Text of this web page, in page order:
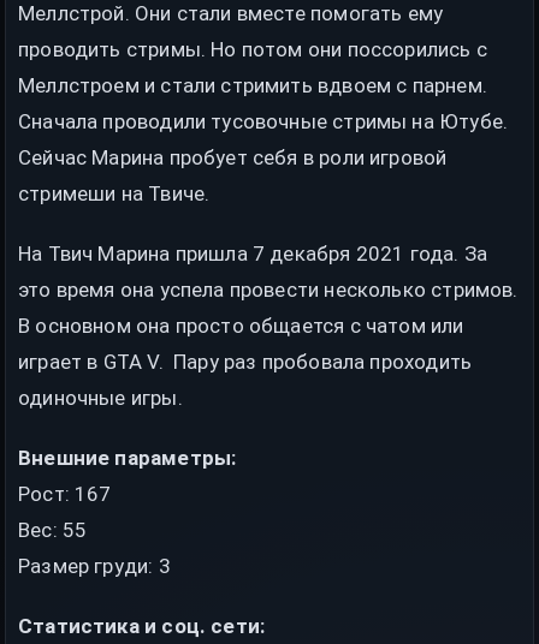
Меллстрой. Они стали вместе помогать ему
проводить стримы. Но потом они поссорились с
Меллстроем и стали стримить вдвоем с парнем.
Сначала проводили тусовочные стримы на Ютубе.
Сейчас Марина пробует себя в роли игровой
стримеши на Твиче.
На Твич Марина пришла 7 декабря 2021 года. За
это время она успела провести несколько стримов.
В основном она просто общается с чатом или
играет в GTA V. Пару раз пробовала проходить
одиночные игры.
Внешние параметры:
Рост: 167
Вес: 55
Размер груди: 3
Статистика и соц. сети: